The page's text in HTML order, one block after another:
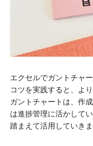
エクセルでガントチャ
コツを実践すると、よ
ガントチャートは、作
は進捗管理に活かして
踏まえて活用していきま